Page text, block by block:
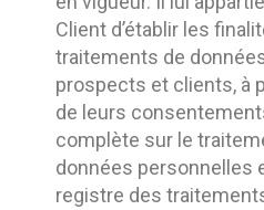
Client d’établir les
traitements de
prospects et clients, à
de leurs
complète sur le
données personnelles
registre des